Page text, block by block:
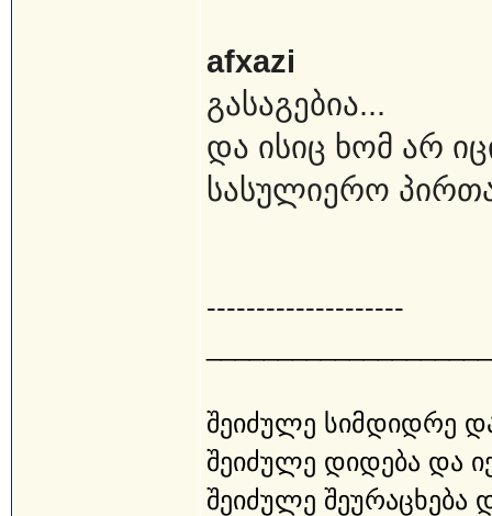
afxazi
გასაგებია...
და ისიც ხომ არ
სასულიერო
--------------------
შეიძულე სიმდიდრე
შეიძულე დიდება და
შეიძულე შეურაცხება